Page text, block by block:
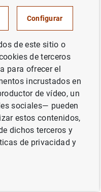
ocasión de la
(16 KB)
Siguiente
del...
Configurar
de este sitio o
de terceros
para ofrecer el
incrustados en
de vídeo, un
sociales— pueden
estos contenidos,
dichos terceros y
de privacidad y